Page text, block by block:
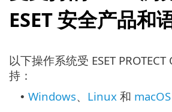
ESET 安全产品和
以下操作系统受 ESET
持：
• Windows、 Linux 和 macOS